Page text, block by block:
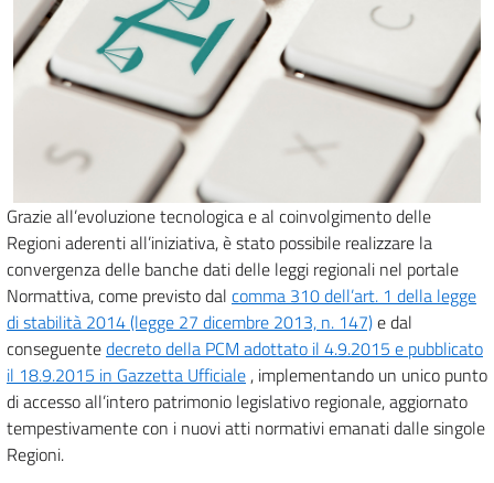
Grazie all’evoluzione tecnologica e al coinvolgimento delle
Regioni aderenti all’iniziativa, è stato possibile realizzare la
convergenza delle banche dati delle leggi regionali nel portale
Normattiva, come previsto dal comma 310 dell’art. 1 della legge
di stabilità 2014 (legge 27 dicembre 2013, n. 147)e dal
conseguentedecreto della PCM adottato il 4.9.2015 e pubblicato
il 18.9.2015 in Gazzetta Ufficiale , implementando un unico punto
di accesso all’intero patrimonio legislativo regionale, aggiornato
tempestivamente con i nuovi atti normativi emanati dalle singole
Regioni.